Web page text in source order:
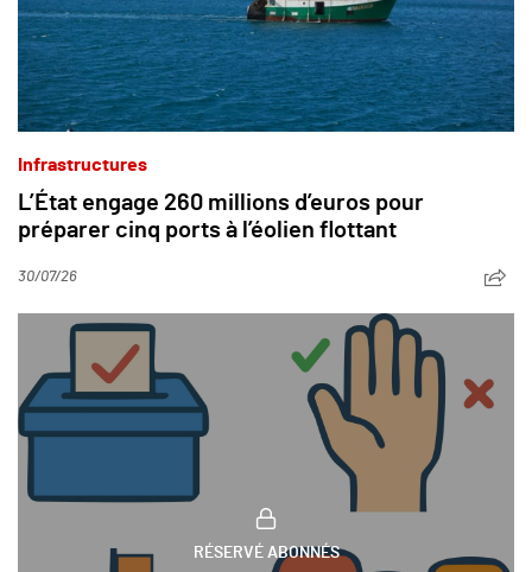
Infrastructures
L’État engage 260 millions d’euros pour
préparer cinq ports à l’éolien flottant
30/07/26
RÉSERVÉ ABONNÉS